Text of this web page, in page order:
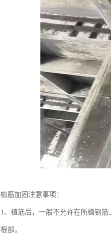
植筋加固注意事项：
1、植筋后，一般不允许在所植钢
根部。